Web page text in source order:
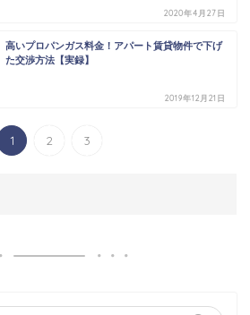
2020年4月27日
高いプロパンガス料金！アパート賃貸物件で下げ
た交渉方法【実録】
2019年12月21日
1 2 3